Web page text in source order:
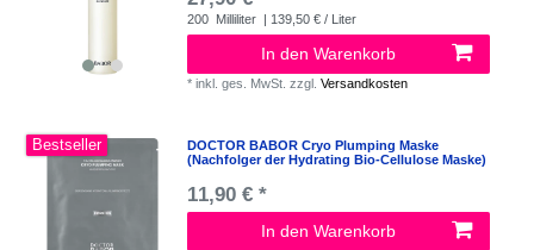
200 Milliliter | 139,50 € / Liter
In den Warenkorb
*inkl. ges. MwSt. zzgl.Versandkosten
Bestseller
DOCTOR BABOR Cryo Plumping Maske
(Nachfolger der Hydrating Bio-Cellulose Maske)
11,90 € *
In den Warenkorb